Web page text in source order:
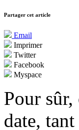
Partager cet article
Email
Imprimer
Twitter
Facebook
Myspace
Pour
date,